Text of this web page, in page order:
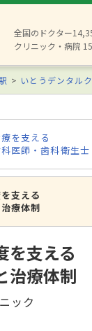
全国のドクター
クリニック・病院
いとうデンタル
を支える
医師・歯科衛生士
支える
療体制
を支える
治療体制
ック